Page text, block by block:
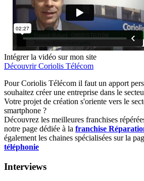
Intégrer la vidéo sur mon site
Découvrir Coriolis Télécom
PourCoriolis Télécom il faut un apport
souhaitez créer une entreprise dans le
Votre projet de création s'oriente vers le
smartphone ?
Découvrez les meilleures franchises
notre page dédiée à la franchise
également les chaines spécialisées sur la
téléphonie
Interviews